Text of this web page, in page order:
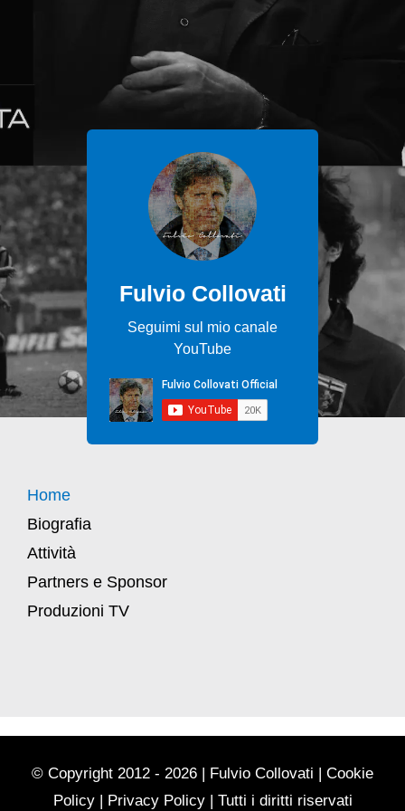
Fulvio Collovati
Seguimi sul mio canale
YouTube
Home
Biografia
Attività
Partners e Sponsor
Produzioni TV
© Copyright 2012 - 2026 | Fulvio Collovati | Cookie
Policy| Privacy Policy| Tutti i diritti riservati